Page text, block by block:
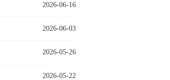
2026-06-16
2026-06-03
2026-05-26
2026-05-22